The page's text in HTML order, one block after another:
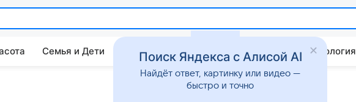
Семья и Дети Дом Гороскопы Стиль жизни Психология
Поиск Яндекса с Алисой AI
Найдёт ответ, картинку или видео —
быстро и точно